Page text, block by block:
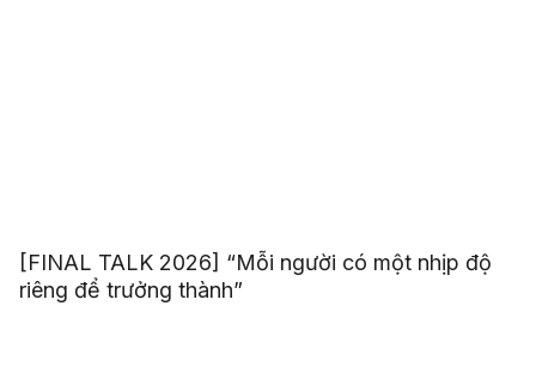
[FINAL TALK 2026] “Mỗi người có một nhịp độ
riêng để trưởng thành”